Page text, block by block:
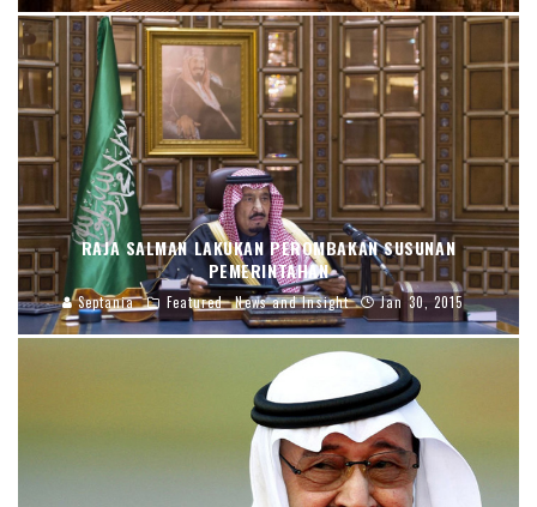
RAJA SALMAN LAKUKAN PEROMBAKAN SUSUNAN
PEMERINTAHAN
Septania Featured News and Insight Jan 30, 2015